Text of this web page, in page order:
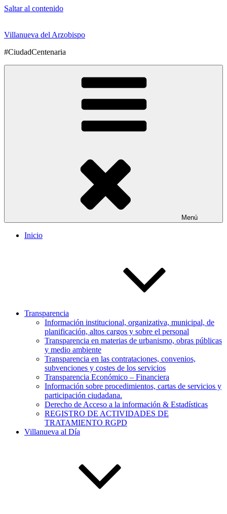
Saltar al contenido
Villanueva del Arzobispo
#CiudadCentenaria
Menú
Inicio
Transparencia
Información institucional, organizativa, municipal, de
planificación, altos cargos y sobre el personal
Transparencia en materias de urbanismo, obras públicas
y medio ambiente
Transparencia en las contrataciones, convenios,
subvenciones y costes de los servicios
Transparencia Económico – Financiera
Información sobre procedimientos, cartas de servicios y
participación ciudadana.
Derecho de Acceso a la información & Estadísticas
REGISTRO DE ACTIVIDADES DE
TRATAMIENTO RGPD
Villanueva al Día